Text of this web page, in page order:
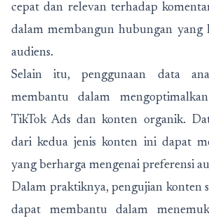
cepat dan relevan terhadap
dalam membangun hubungan yang
audiens.
Selain itu, penggunaan data
membantu dalam
TikTok Ads dan konten organik.
dari kedua jenis konten ini dapat
yang berharga mengenai preferensi
Dalam praktiknya, pengujian konten
dapat membantu dalam